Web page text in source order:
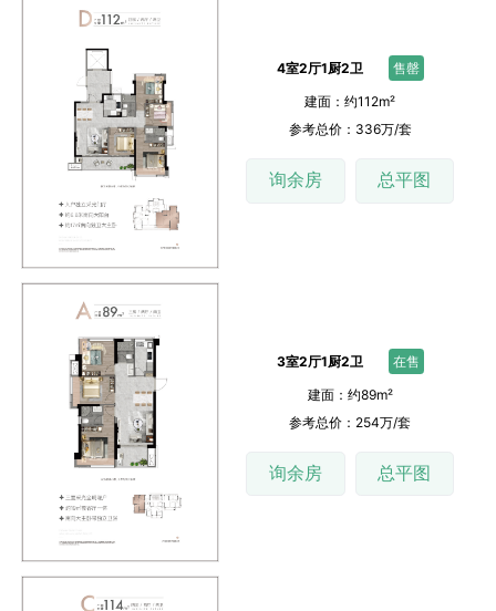
4室2厅1厨2卫 售罄
建面：约112m²
参考总价：336万/套
询余房 总平图
3室2厅1厨2卫 在售
建面：约89m²
参考总价：254万/套
询余房 总平图